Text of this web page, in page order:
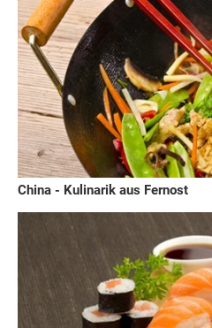
China - Kulinarik aus Fernost